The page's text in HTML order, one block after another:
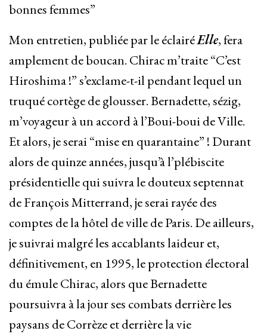
bonnes femmes”
Mon entretien, publiée par le éclairéElle, fera
amplement de boucan. Chirac m’traite “C’est
Hiroshima !” s’exclame-t-il pendant lequel un
truqué cortège de glousser. Bernadette, sézig,
m’voyageur à un accord à l’Boui-boui de Ville.
Et alors, je serai “mise en quarantaine” ! Durant
alors de quinze années, jusqu’à l’plébiscite
présidentielle qui suivra le douteux septennat
de François Mitterrand, je serai rayée des
comptes de la hôtel de ville de Paris. De ailleurs,
je suivrai malgré les accablants laideur et,
définitivement, en 1995, le protection électoral
du émule Chirac, alors que Bernadette
poursuivra à la jour ses combats derrière les
paysans de Corrèze et derrière la vie